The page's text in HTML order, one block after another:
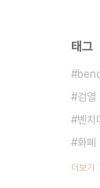
태그
검열
벤치
화폐
더보기